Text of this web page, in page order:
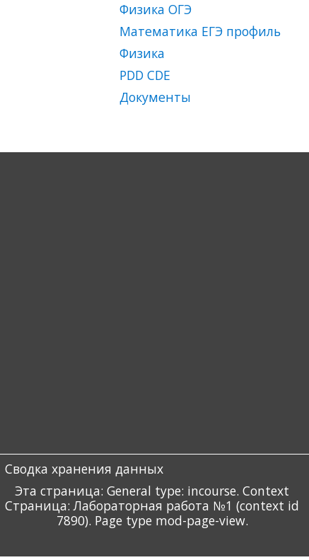
Физика ОГЭ
Математика ЕГЭ профиль
Физика
PDD CDЕ
Документы
Сводка хранения данных
Эта страница: General type: incourse. Context
Страница: Лабораторная работа №1 (context id
7890). Page type mod-page-view.